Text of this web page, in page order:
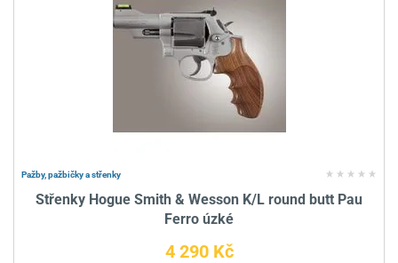
Pažby, pažbičky a střenky
Střenky Hogue Smith & Wesson K/L round butt Pau
Ferro úzké
4 290 Kč